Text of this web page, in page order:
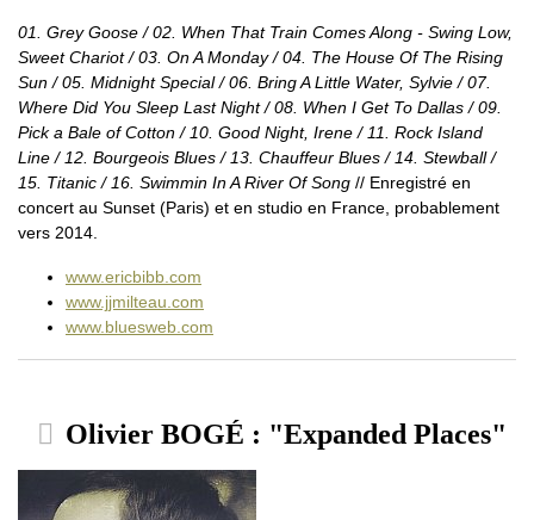
01. Grey Goose / 02. When That Train Comes Along - Swing Low,
Sweet Chariot / 03. On A Monday / 04. The House Of The Rising
Sun / 05. Midnight Special / 06. Bring A Little Water, Sylvie / 07.
Where Did You Sleep Last Night / 08. When I Get To Dallas / 09.
Pick a Bale of Cotton / 10. Good Night, Irene / 11. Rock Island
Line / 12. Bourgeois Blues / 13. Chauffeur Blues / 14. Stewball /
15. Titanic / 16. Swimmin In A River Of Song // Enregistré en
concert au Sunset (Paris) et en studio en France, probablement
vers 2014.
www.ericbibb.com
www.jjmilteau.com
www.bluesweb.com
Olivier BOGÉ : "Expanded Places"